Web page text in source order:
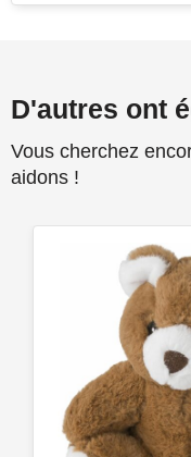
D'autres ont
Vous cherchez
aidons !